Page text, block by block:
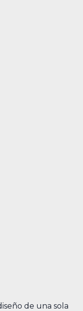
de una sola